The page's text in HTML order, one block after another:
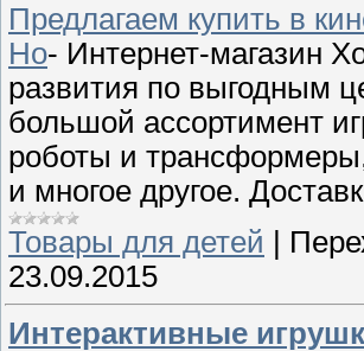
Предлагаем купить в
Ho- Интернет-магазин
развития по выгодным
большой ассортимент
роботы и
и многое другое.
Товары для детей
23.09.2015
Интерактивные